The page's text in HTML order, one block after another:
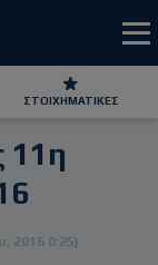
ΣΤΟΙΧΗΜΑΤΙΚΕΣ
11η
2016 0:25)